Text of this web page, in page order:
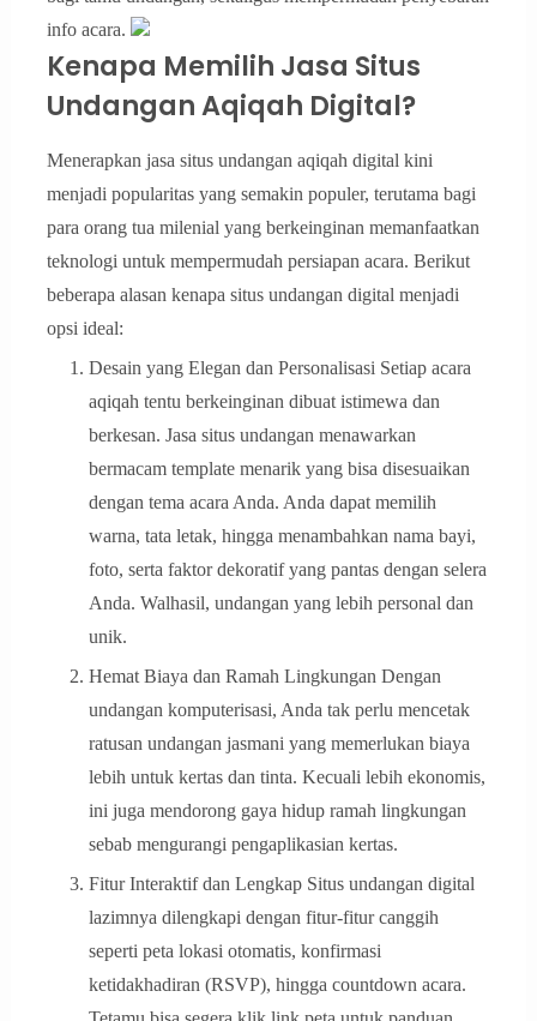
info acara.
Kenapa Memilih Jasa Situs
Undangan Aqiqah Digital?
Menerapkan jasa situs undangan aqiqah digital kini
menjadi popularitas yang semakin populer, terutama bagi
para orang tua milenial yang berkeinginan memanfaatkan
teknologi untuk mempermudah persiapan acara. Berikut
beberapa alasan kenapa situs undangan digital menjadi
opsi ideal:
Desain yang Elegan dan Personalisasi Setiap acara
aqiqah tentu berkeinginan dibuat istimewa dan
berkesan. Jasa situs undangan menawarkan
bermacam template menarik yang bisa disesuaikan
dengan tema acara Anda. Anda dapat memilih
warna, tata letak, hingga menambahkan nama bayi,
foto, serta faktor dekoratif yang pantas dengan selera
Anda. Walhasil, undangan yang lebih personal dan
unik.
Hemat Biaya dan Ramah Lingkungan Dengan
undangan komputerisasi, Anda tak perlu mencetak
ratusan undangan jasmani yang memerlukan biaya
lebih untuk kertas dan tinta. Kecuali lebih ekonomis,
ini juga mendorong gaya hidup ramah lingkungan
sebab mengurangi pengaplikasian kertas.
Fitur Interaktif dan Lengkap Situs undangan digital
lazimnya dilengkapi dengan fitur-fitur canggih
seperti peta lokasi otomatis, konfirmasi
ketidakhadiran (RSVP), hingga countdown acara.